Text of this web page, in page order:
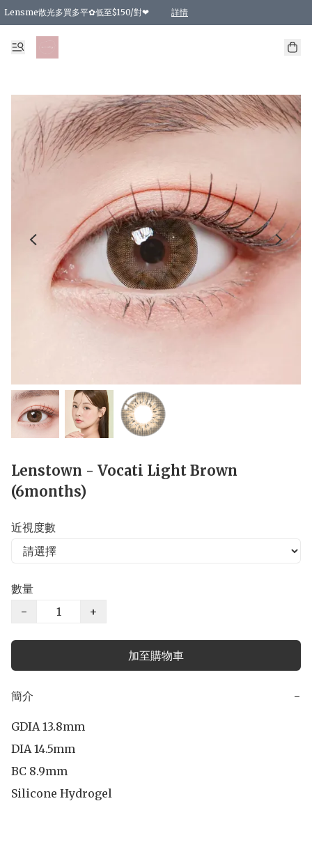
Lensme散光多買多平✿低至$150/對❤ 詳情
台灣Karacon⁩✧日拋 特價清貨❁⃘
日本韓國多款日/月拋現貨☼ 特價❤︎數量有限 售完即止
🇰🇷韓國多款月拋現貨 特價兩對$99✿數量有限 售完即止♫
精選商品，任選買2件或以上9 折；買4件或以上85 折；買6件或以上8 折
精選商品，任選買2件HKD 140.00；買4件HKD 260.00
精選商品，任選買2件HKD 190.00；買4件HKD 360.00
精選商品，任選買2件HKD 110.00；買4件HKD 180.00
精選商品，任選買2件HKD 170.00；買4件HKD 320.00
精選商品，任選買2件或以上減HKD 148.00
精選商品，任選買2件或以上減HKD 148.00
精選商品，任選買2件或以上95 折；買4件或以上9 折；買6件或以上85 折；買8件
精選商品，任選買12件或以上87 折
精選商品，任選買2件或以上減HKD 16.00；買4件或以上減HKD 32.00；買6
精選商品，任選買2件或以上95 折；買4件或以上9 折；買8件或以上85 折；買12
購物滿 HKD 800.00即享免運費優惠！（適用於 特定的送貨方式 )
Lenstown - Vocati Light Brown
(6months)
近視度數
數量
−
+
加至購物車
簡介 −
GDIA 13.8mm
DIA 14.5mm
BC 8.9mm
Silicone Hydrogel